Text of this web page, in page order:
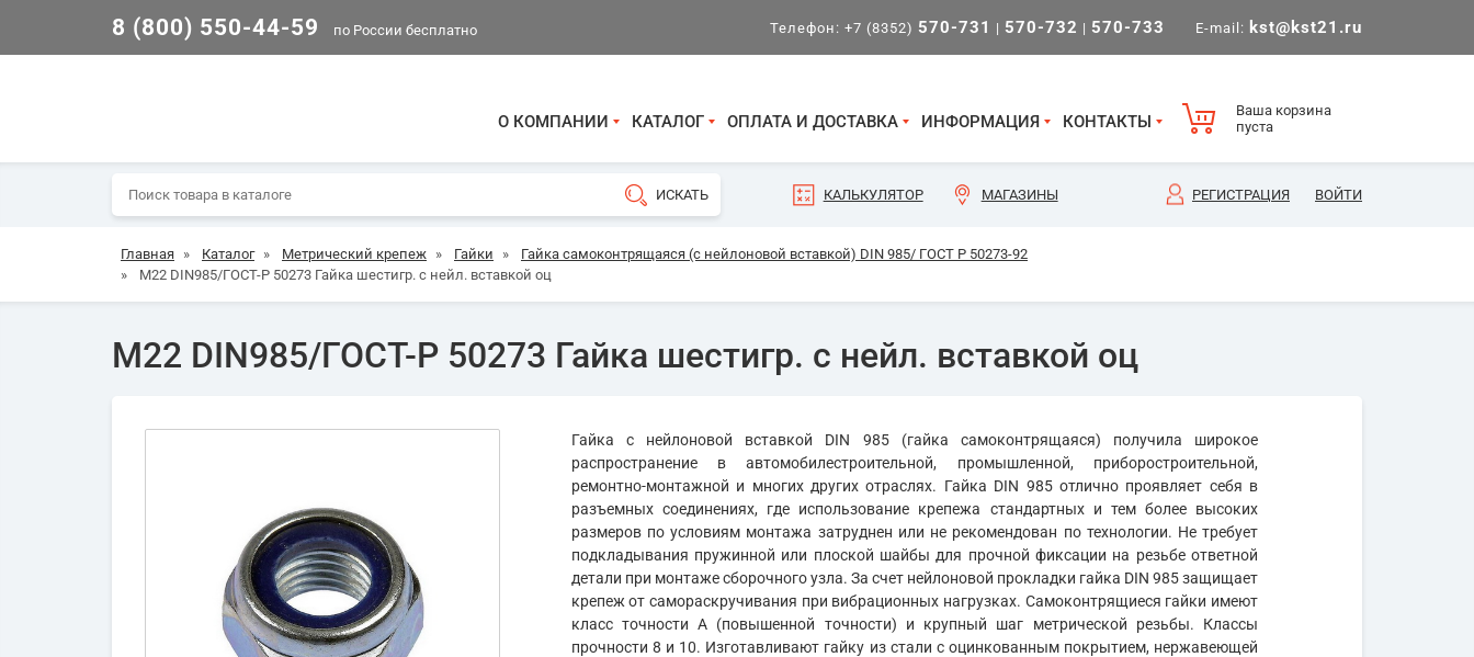
8 (800) 550-44-59 по России бесплатно Телефон: +7 (8352) 570-731 | 570-732 | 570-733 E-mail: kst@kst21.ru
О КОМПАНИИ КАТАЛОГ ОПЛАТА И ДОСТАВКА ИНФОРМАЦИЯ КОНТАКТЫ
Ваша корзина
пуста
КАЛЬКУЛЯТОР МАГАЗИНЫ РЕГИСТРАЦИЯ ВОЙТИ
Главная » Каталог » Метрический крепеж » Гайки »
Гайка самоконтрящаяся (с нейлоновой вставкой) DIN 985/ ГОСТ Р 50273-92
»
М22 DIN985/ГОСТ-Р 50273 Гайка шестигр. с нейл. вставкой оц
М22 DIN985/ГОСТ-Р 50273 Гайка шестигр. с нейл. вставкой оц
Гайка с нейлоновой вставкой DIN 985 (гайка самоконтрящаяся) получила широкое
распространение в автомобилестроительной, промышленной, приборостроительной,
ремонтно-монтажной и многих других отраслях. Гайка DIN 985 отлично проявляет себя в
разъемных соединениях, где использование крепежа стандартных и тем более высоких
размеров по условиям монтажа затруднен или не рекомендован по технологии. Не требует
подкладывания пружинной или плоской шайбы для прочной фиксации на резьбе ответной
детали при монтаже сборочного узла. За счет нейлоновой прокладки гайка DIN 985 защищает
крепеж от самораскручивания при вибрационных нагрузках. Самоконтрящиеся гайки имеют
класс точности А (повышенной точности) и крупный шаг метрической резьбы. Классы
прочности 8 и 10. Изготавливают гайку из стали с оцинкованным покрытием, нержавеющей